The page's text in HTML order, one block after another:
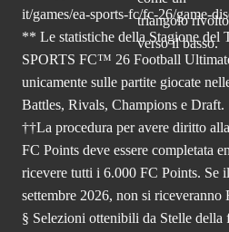
it/games/ea-sports-fc/fc-26/game-
** Le statistiche della Stagione del
SPORTS FC™ 26 Football
unicamente sulle partite giocate
Battles, Rivals, Champions e Draft.
††La procedura per avere diritto
FC Points deve essere completata
ricevere tutti i 6.000 FC Points. Se
settembre 2026, non si riceveranno
§ Selezioni ottenibili da Stelle della